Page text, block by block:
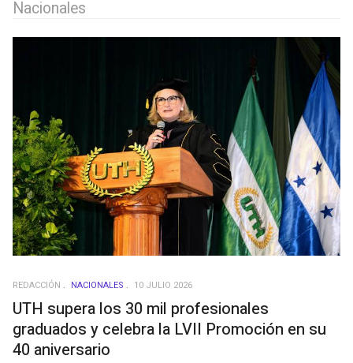
Nacionales
REDACCIÓN NACIONALES 10 JULIO 2026
UTH supera los 30 mil profesionales
graduados y celebra la LVII Promoción en su
40 aniversario